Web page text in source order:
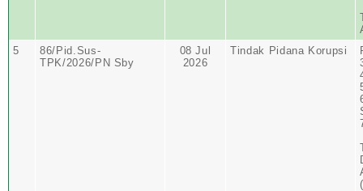
5
86/Pid.Sus-
TPK/2026/PN Sby
08 Jul
2026
Tindak Pidana Korupsi